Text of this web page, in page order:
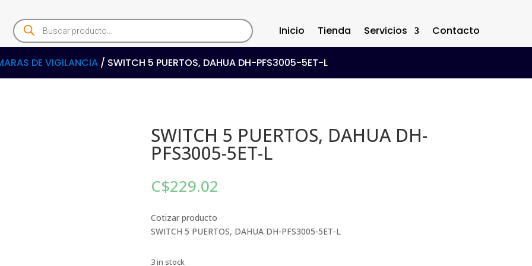
Products
search Inicio Tienda Servicios Contacto
DE VIGILANCIA/ SWITCH 5 PUERTOS, DAHUA DH-PFS3005-5ET-L
SWITCH 5 PUERTOS, DAHUA DH-
PFS3005-5ET-L
C$229.02
Cotizar producto
SWITCH 5 PUERTOS, DAHUA DH-PFS3005-5ET-L
3 in stock